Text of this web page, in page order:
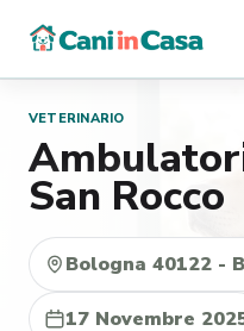
contenuto
VETERINARIO
San Rocco
Bologna 40122 -
17 Novembre